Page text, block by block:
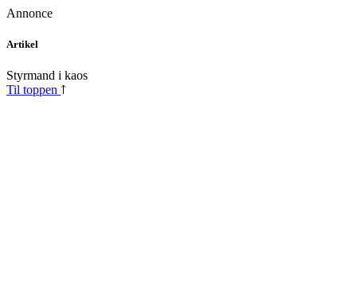
Annonce
Skip
content
Artikel
Styrmand i kaos
Til toppen